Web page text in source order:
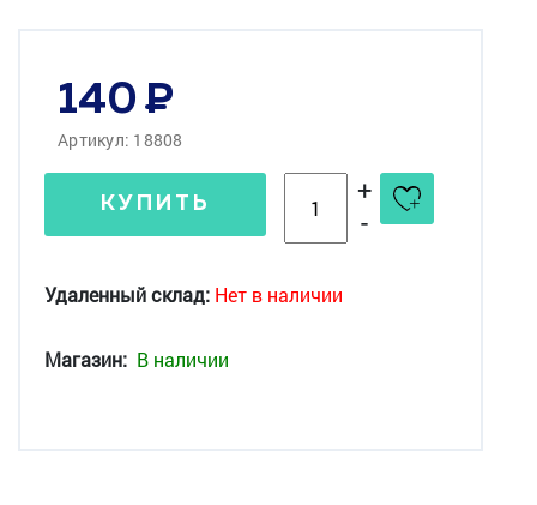
140
Артикул: 18808
КУПИТЬ
+
-
Удаленный склад: Нет в наличии
Магазин: В наличии